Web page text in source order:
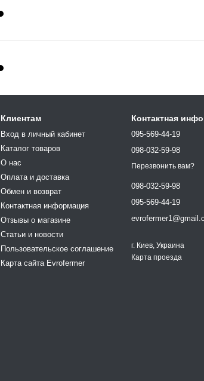
Клиентам
Вход в личный кабинет
Каталог товаров
О нас
Оплата и доставка
Обмен и возврат
Контактная информация
Отзывы о магазине
Статьи и новости
Пользовательское соглашение
Карта сайта Evrofermer
Контактная
095-569-44-19
098-032-59-98
Перезвонить вам?
098-032-59-98
095-569-44-19
г. Киев, Украина
Карта проезда